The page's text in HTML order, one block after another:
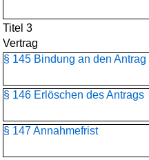
Titel 3
Vertrag
§ 145 Bindung an den Antrag
§ 146 Erlöschen des Antrags
§ 147 Annahmefrist